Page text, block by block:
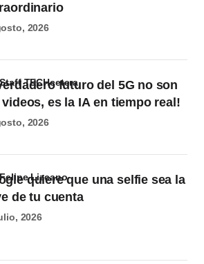
2026
futuro del 5G no son
videos, es la IA en tiempo real!
Staff TECHcetera
2026
quiere que una selfie sea la
de tu cuenta
Felipe Lizcano
2026